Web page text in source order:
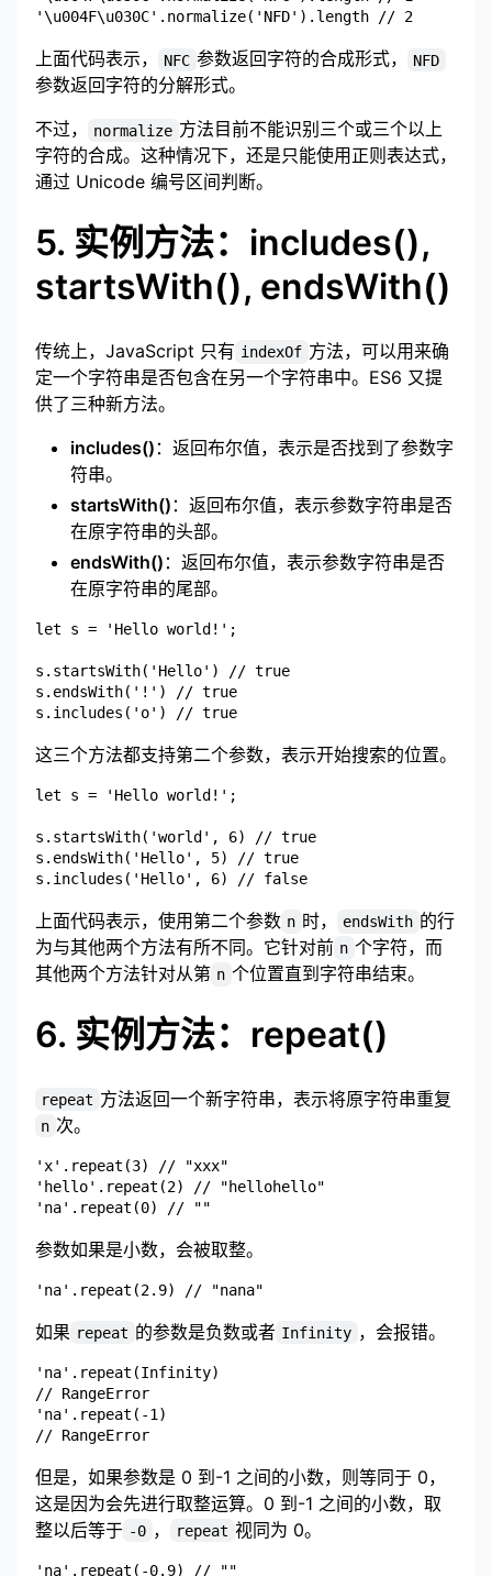
上面代码表示， NFC 参数返回字符的合成形式， NFD
参数返回字符的分解形式。
不过，
normalize 方法目前不能识别三个或三个以上
字符的合成。这种情况下，还是只能使用正则表达式，
通过 Unicode 编号区间判断。
5. 实例方法：includes(),
startsWith(), endsWith()
传统上，JavaScript 只有 indexOf 方法，可以用来确
定一个字符串是否包含在另一个字符串中。ES6 又提
供了三种新方法。
includes() ：返回布尔值，表示是否找到了参数字
符串。
startsWith() ：返回布尔值，表示参数字符串是否
在原字符串的头部。
endsWith() ：返回布尔值，表示参数字符串是否
在原字符串的尾部。
let s = 'Hello world!';
s.startsWith('Hello') // true
s.endsWith('!') // true
这三个方法都支持第二个参数，表示开始搜索的位置。
let s = 'Hello world!';
s.startsWith('world', 6) // true
s.endsWith('Hello', 5) // true
上面代码表示，使用第二个参数 n 时， endsWith 的行
为与其他两个方法有所不同。它针对前 n 个字符，而
其他两个方法针对从第 n 个位置直到字符串结束。
6. 实例方法：repeat()
repeat 方法返回一个新字符串，表示将原字符串重复
n 次。
'x'.repeat(3) // "xxx"
'hello'.repeat(2) // "hellohello"
参数如果是小数，会被取整。
如果 repeat 的参数是负数或者 Infinity ，会报错。
'na'.repeat(Infinity)
// RangeError
'na'.repeat(-1)
但是，如果参数是 0 到-1 之间的小数，则等同于 0，
这是因为会先进行取整运算。0 到-1 之间的小数，取
整以后等于 -0 ， repeat 视同为 0。